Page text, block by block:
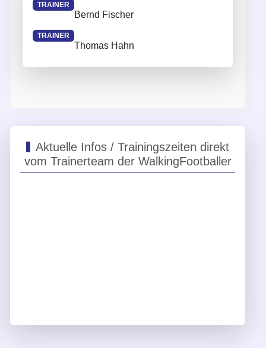
TRAINER
Bernd Fischer
TRAINER
Thomas Hahn
Aktuelle Infos / Trainingszeiten direkt
vom Trainerteam der WalkingFootballer